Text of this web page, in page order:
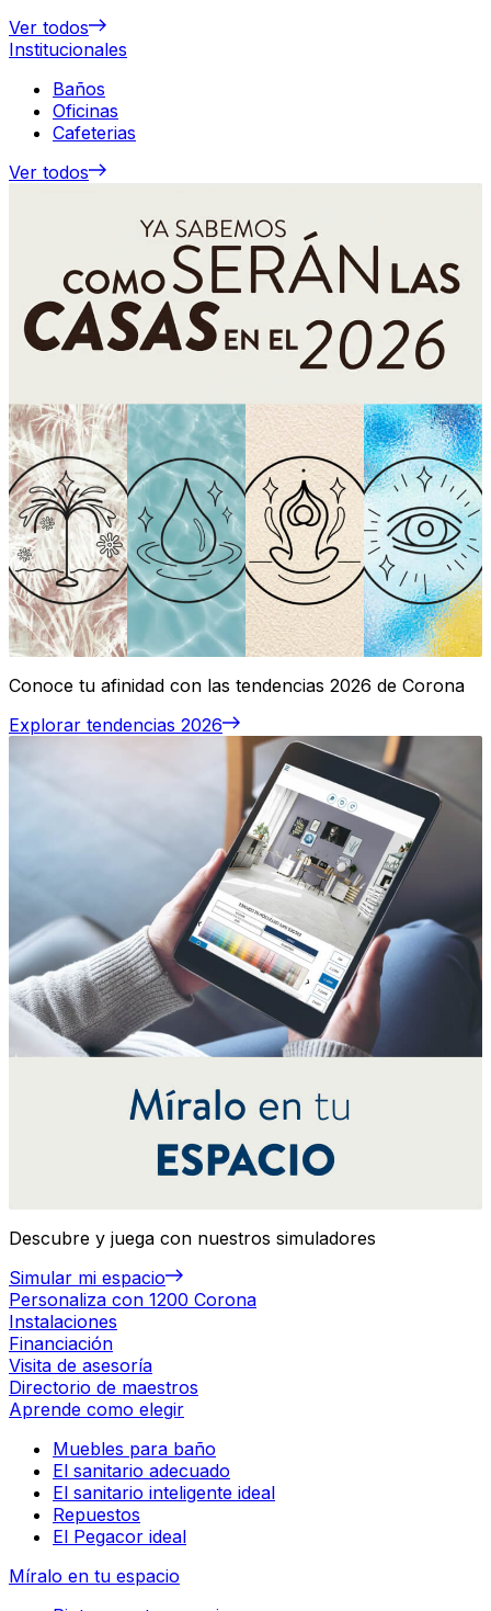
Ver todos
Institucionales
Baños
Oficinas
Cafeterias
Ver todos
Conoce tu afinidad con las tendencias 2026 de Corona
Explorar tendencias 2026
Descubre y juega con nuestros simuladores
Simular mi espacio
Personaliza con 1200 Corona
Instalaciones
Financiación
Visita de asesoría
Directorio de maestros
Aprende como elegir
Muebles para baño
El sanitario adecuado
El sanitario inteligente ideal
Repuestos
El Pegacor ideal
Míralo en tu espacio